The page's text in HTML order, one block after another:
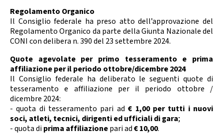
Regolamento Organico
Il Consiglio federale ha preso atto dell’approvazione del
Regolamento Organico da parte della Giunta Nazionale del
CONI con delibera n. 390 del 23 settembre 2024.
Quote agevolate per primo tesseramento e prima
affiliazione per il periodo ottobre/dicembre 2024
Il Consiglio federale ha deliberato le seguenti quote di
tesseramento e affiliazione per il periodo ottobre /
dicembre 2024:
- quota di tesseramento pari ad€ 1,00 per tutti i nuovi
soci, atleti, tecnici, dirigenti ed ufficiali di gara;
- quota diprima affiliazionepari ad€ 10,00.